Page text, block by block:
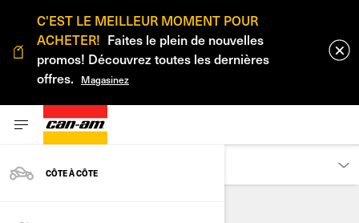
C'EST LE MEILLEUR MOMENT POUR
ACHETER! Faites le plein de nouvelles
promos! Découvrez toutes les dernières
offres.
Magasinez
CÔTE À CÔTE
DÉCOUVRIR